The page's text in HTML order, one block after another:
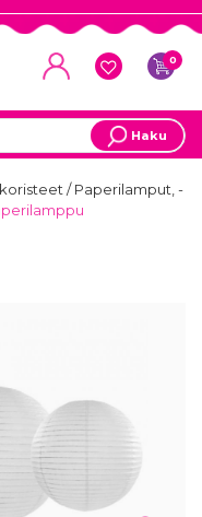
0
Haku
/Paperilamput, -